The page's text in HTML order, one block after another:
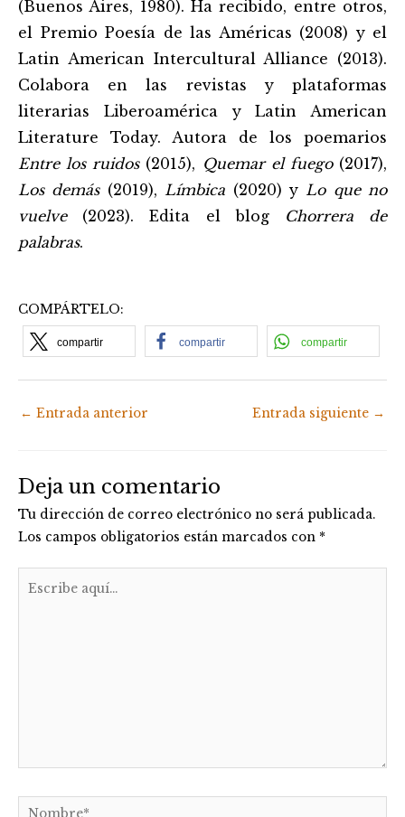
(Buenos Aires, 1980). Ha recibido, entre otros,
el Premio Poesía de las Américas (2008) y el
Latin American Intercultural Alliance (2013).
Colabora en las revistas y plataformas
literarias Liberoamérica y Latin American
Literature Today. Autora de los poemarios
Entre los ruidos(2015), Quemar el fuego(2017),
Los demás(2019),Límbica (2020) yLo que no
vuelve(2023). Edita el blog
Chorrera de
palabras.
COMPÁRTELO:
compartir compartir compartir
← Entrada anterior Entrada siguiente →
Deja un comentario
Tu dirección de correo electrónico no será publicada.
Los campos obligatorios están marcados con *
Nombre*